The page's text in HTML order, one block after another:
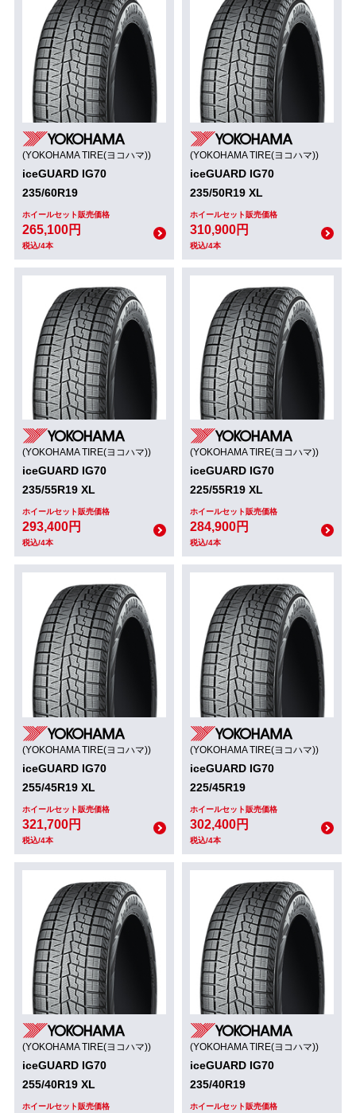
(YOKOHAMA TIRE(ヨコハマ))
iceGUARD IG70
235/60R19
ホイールセット販売価格
265,100円
税込/4本
(YOKOHAMA TIRE(ヨコハマ))
iceGUARD IG70
235/50R19 XL
ホイールセット販売価格
310,900円
税込/4本
(YOKOHAMA TIRE(ヨコハマ))
iceGUARD IG70
235/55R19 XL
ホイールセット販売価格
293,400円
税込/4本
(YOKOHAMA TIRE(ヨコハマ))
iceGUARD IG70
225/55R19 XL
ホイールセット販売価格
284,900円
税込/4本
(YOKOHAMA TIRE(ヨコハマ))
iceGUARD IG70
255/45R19 XL
ホイールセット販売価格
321,700円
税込/4本
(YOKOHAMA TIRE(ヨコハマ))
iceGUARD IG70
225/45R19
ホイールセット販売価格
302,400円
税込/4本
(YOKOHAMA TIRE(ヨコハマ))
iceGUARD IG70
255/40R19 XL
ホイールセット販売価格
(YOKOHAMA TIRE(ヨコハマ))
iceGUARD IG70
235/40R19
ホイールセット販売価格